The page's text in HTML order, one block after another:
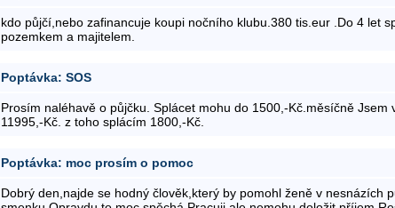
kdo půjčí,nebo zafinancuje koupi nočního klubu.380 tis.eur .Do 4 let
pozemkem a majitelem.
Poptávka: SOS
Prosím naléhavě o půjčku. Splácet mohu do 1500,-Kč.měsíčně Jsem
11995,-Kč. z toho splácím 1800,-Kč.
Poptávka: moc prosím o pomoc
Dobrý den,najde se hodný člověk,který by pomohl ženě v nesnázích